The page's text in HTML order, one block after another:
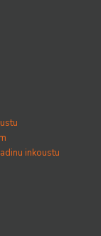
inkoustu